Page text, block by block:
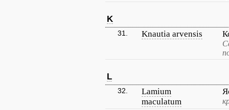
K
31. Knautia arvensis
L
32.
Lamium
maculatum